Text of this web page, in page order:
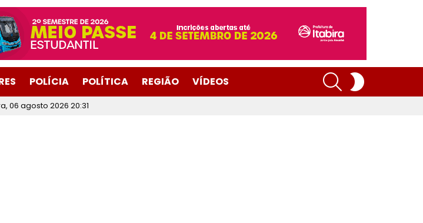
POLÍCIA POLÍTICA REGIÃO VÍDEOS
SEARCH
06 agosto 2026 20:31